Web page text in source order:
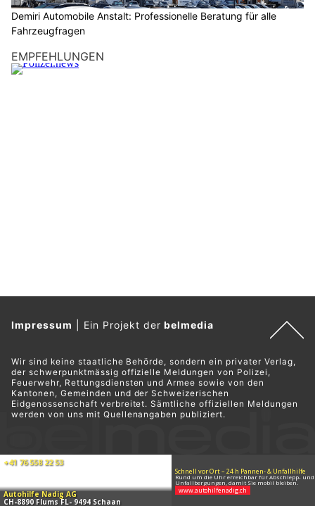
Eschen (FL): Unbekannte besprühen
Jugendtreff, Imbiss und Unterstände
28.05.26 VON
In Eschen ist es am vergangenen Wochenende
(23./24.5.2026) zu mehreren Sprayereien gekommen.
Schaan FL: Diebe stehlen tonnenschwere
Hobelmaschine aus Ausbildungszentrum
23.06.26 VON POLIZEI.NEWS REDAKTION
Von Freitag auf Samstag (19./20.06.2026) ist es in Schaan
Entwendet wurde eine rund eine Tonne schwere Abricht-
Dickenhobelmaschine sowie eine Kasse samt Inhalt. Die